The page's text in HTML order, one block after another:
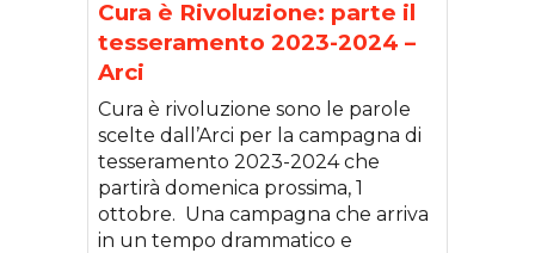
Cura è Rivoluzione: parte il
tesseramento 2023-2024 –
Arci
Cura è rivoluzione sono le parole
scelte dall’Arci per la campagna di
tesseramento 2023-2024 che
partirà domenica prossima, 1
ottobre. Una campagna che arriva
in un tempo drammatico e